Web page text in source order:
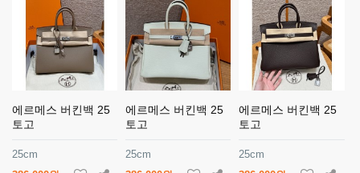
에르메스 버킨백 25
토고
25cm
에르메스 버킨백 25
토고
25cm
에르메스 버킨백 25
토고
25cm